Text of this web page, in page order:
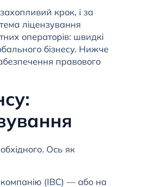
крок, і за
ліцензування
операторів: швидкі
бізнесу. Нижче
правового
Ось як
(IBC) — або на